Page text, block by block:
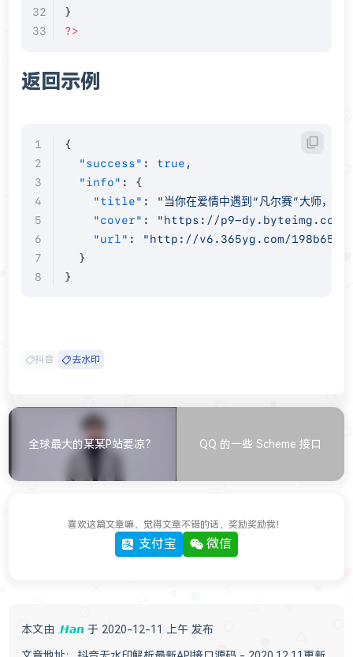
}
?>
返回示例
{
  "success"
: true ,
  "info"
: {
    "title"
:
"当你在爱情中遇到“凡尔赛”大师，
    "cover"
:
"https://p9-dy.byteimg.com/
    "url"
:
"http://v6.365yg.com/
  }
}
抖音 去水印
全球最大的某某P站要凉？ QQ 的一些 Scheme 接口
喜欢这篇文章嘛，觉得文章不错的话，奖励奖励我！
支付宝 微信
本文由 .𝙃𝙖𝙣于 2020-12-11 上午 发布